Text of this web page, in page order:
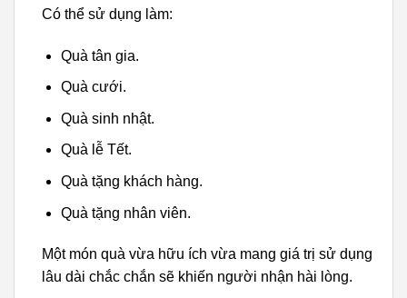
Có thể sử dụng làm:
Quà tân gia.
Quà cưới.
Quà sinh nhật.
Quà lễ Tết.
Quà tặng khách hàng.
Quà tặng nhân viên.
Một món quà vừa hữu ích vừa mang giá trị sử dụng
lâu dài chắc chắn sẽ khiến người nhận hài lòng.